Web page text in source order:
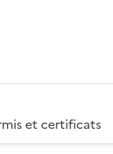
et certificats